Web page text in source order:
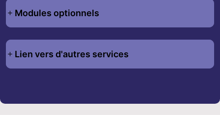
Modules optionnels
Lien vers d'autres services